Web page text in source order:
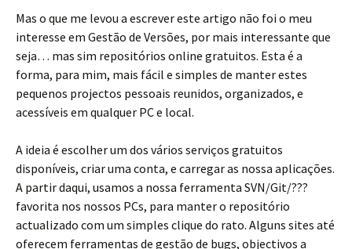
Mas o que me levou a escrever este artigo não foi o meu
interesse em Gestão de Versões, por mais interessante que
seja… mas sim repositórios online gratuitos. Esta é a
forma, para mim, mais fácil e simples de manter estes
pequenos projectos pessoais reunidos, organizados, e
acessíveis em qualquer PC e local.
A ideia é escolher um dos vários serviços gratuitos
disponíveis, criar uma conta, e carregar as nossa aplicações.
A partir daqui, usamos a nossa ferramenta SVN/Git/???
favorita nos nossos PCs, para manter o repositório
actualizado com um simples clique do rato. Alguns sites até
oferecem ferramentas de gestão de bugs, objectivos a